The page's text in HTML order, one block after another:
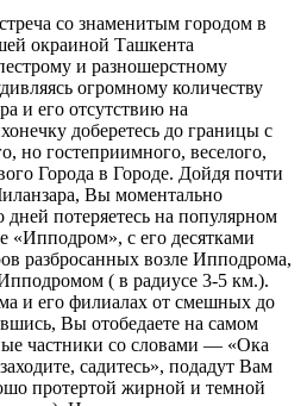
со знаменитым городом в
окраиной Ташкента
и разношерстному
огромному количеству
и его отсутствию на
доберетесь до границы с
но гостеприимного, веселого,
Города в Городе. Дойдя почти
Вы моментально
дней потеряетесь на популярном
с его десятками
разбросанных возле Ипподрома,
( в радиусе 3-5 км.).
и его филиалах от смешных до
Вы отобедаете на самом
частники со словами — «Ока
садитесь», подадут Вам
протертой жирной и темной